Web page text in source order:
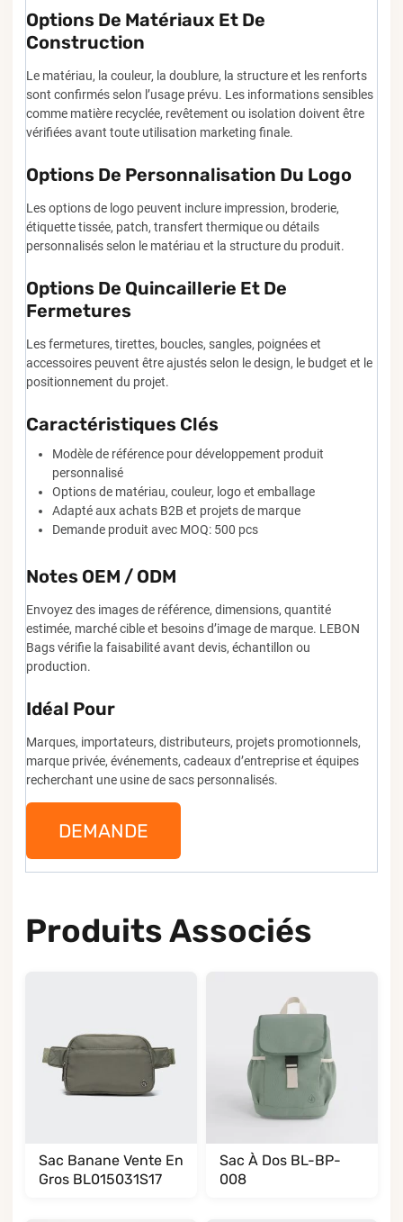
Options De Matériaux Et De
Construction
Le matériau, la couleur, la doublure, la structure et les renforts
sont confirmés selon l’usage prévu. Les informations sensibles
comme matière recyclée, revêtement ou isolation doivent être
vérifiées avant toute utilisation marketing finale.
Options De Personnalisation Du Logo
Les options de logo peuvent inclure impression, broderie,
étiquette tissée, patch, transfert thermique ou détails
personnalisés selon le matériau et la structure du produit.
Options De Quincaillerie Et De
Fermetures
Les fermetures, tirettes, boucles, sangles, poignées et
accessoires peuvent être ajustés selon le design, le budget et le
positionnement du projet.
Caractéristiques Clés
Modèle de référence pour développement produit
personnalisé
Options de matériau, couleur, logo et emballage
Adapté aux achats B2B et projets de marque
Demande produit avec MOQ: 500 pcs
Notes OEM / ODM
Envoyez des images de référence, dimensions, quantité
estimée, marché cible et besoins d’image de marque. LEBON
Bags vérifie la faisabilité avant devis, échantillon ou
production.
Idéal Pour
Marques, importateurs, distributeurs, projets promotionnels,
marque privée, événements, cadeaux d’entreprise et équipes
recherchant une usine de sacs personnalisés.
DEMANDE
Produits Associés
Sac Banane Vente En
Gros BL015031S17
Sac À Dos BL-BP-
008